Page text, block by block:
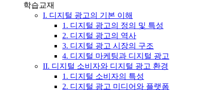
학습교재
I. 디지털 광고의 기본 이해
1. 디지털 광고의 정의 및 특성
2. 디지털 광고의 역사
3. 디지털 광고 시장의 구조
4. 디지털 마케팅과 디지털 광고
II. 디지털 소비자와 디지털 광고 환경
1. 디지털 소비자의 특성
2. 디지털 광고 미디어와 플랫폼